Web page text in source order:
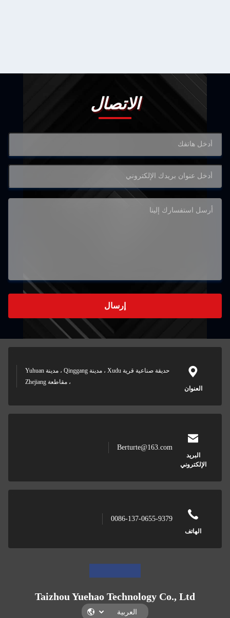
الاتصال
إرسال
العنوان
حديقة صناعية قرية Xudu ، مدينة Qinggang ، مدينة Yuhuan
، مقاطعة Zhejiang
البريد
الإلكتروني
Berturte@163.com
الهاتف
0086-137-0655-9379
Taizhou Yuehao Technology Co., Ltd